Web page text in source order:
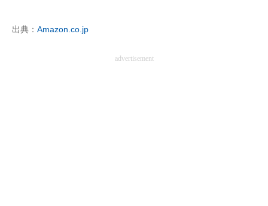
出典： Amazon.co.jp
advertisement